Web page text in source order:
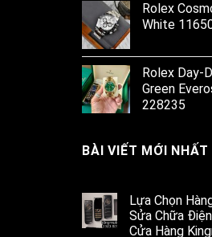
Rolex
White
Rolex Day-
Green
228235
BÀI VIẾT MỚI NHẤT
Lựa Chọn
Sửa Chữa
Cửa Hàng